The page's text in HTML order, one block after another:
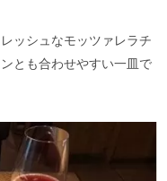
ッシュなモッツァレラチ
とも合わせやすい一皿で